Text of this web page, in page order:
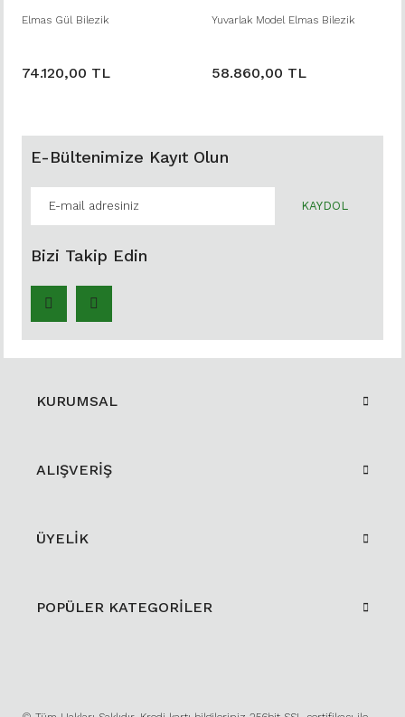
Elmas Gül Bilezik
74.120,00 TL
Yuvarlak Model Elmas Bilezik
58.860,00 TL
E-Bültenimize Kayıt Olun
KAYDOL
Bizi Takip Edin
KURUMSAL
ALIŞVERİŞ
ÜYELİK
POPÜLER KATEGORİLER